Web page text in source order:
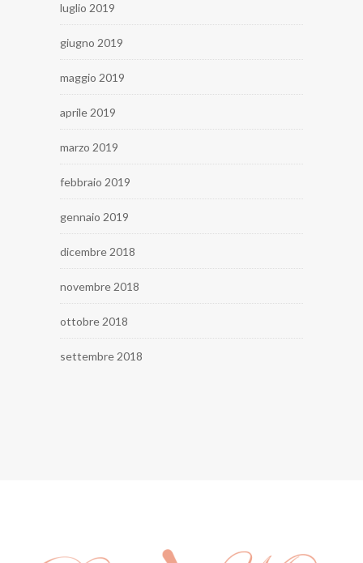
luglio 2019
giugno 2019
maggio 2019
aprile 2019
marzo 2019
febbraio 2019
gennaio 2019
dicembre 2018
novembre 2018
ottobre 2018
settembre 2018